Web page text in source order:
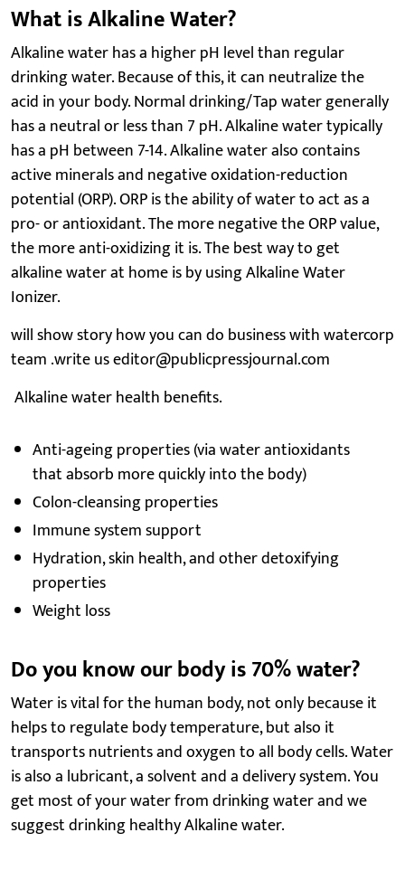
What is Alkaline Water?
Alkaline water has a higher pH level than regular
drinking water. Because of this, it can neutralize the
acid in your body. Normal drinking/Tap water generally
has a neutral or less than 7 pH. Alkaline water typically
has a pH between 7-14. Alkaline water also contains
active minerals and negative oxidation-reduction
potential (ORP). ORP is the ability of water to act as a
pro- or antioxidant. The more negative the ORP value,
the more anti-oxidizing it is. The best way to get
alkaline water at home is by using Alkaline Water
Ionizer.
will show story how you can do business with watercorp
team .write us editor@publicpressjournal.com
Alkaline water health benefits.
Anti-ageing properties (via water antioxidants
that absorb more quickly into the body)
Colon-cleansing properties
Immune system support
Hydration, skin health, and other detoxifying
properties
Weight loss
Do you know our body is 70% water?
Water is vital for the human body, not only because it
helps to regulate body temperature, but also it
transports nutrients and oxygen to all body cells. Water
is also a lubricant, a solvent and a delivery system. You
get most of your water from drinking water and we
suggest drinking healthy Alkaline water.